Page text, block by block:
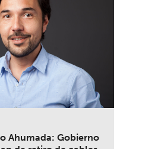
Ahumada: Gobierno